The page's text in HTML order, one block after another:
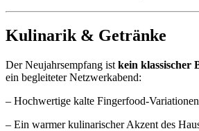
Kulinarik & Getränke
Der Neujahrsempfang ist kein klassischer
ein begleiteter Netzwerkabend:
– Hochwertige kalte Fingerfood-Variationen
– Ein warmer kulinarischer Akzent des